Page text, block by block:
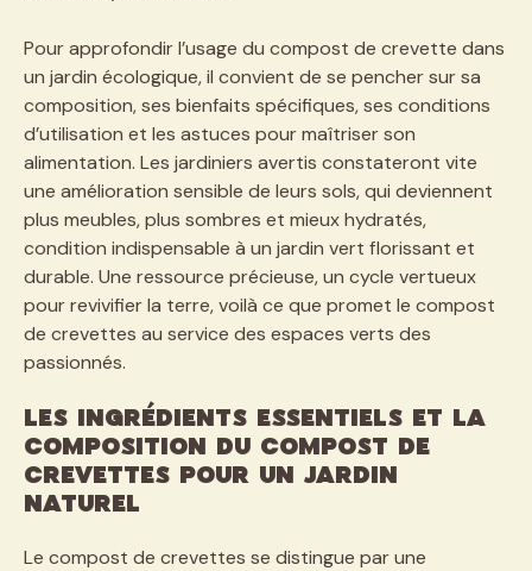
Pour approfondir l’usage du compost de crevette dans
un jardin écologique, il convient de se pencher sur sa
composition, ses bienfaits spécifiques, ses conditions
d’utilisation et les astuces pour maîtriser son
alimentation. Les jardiniers avertis constateront vite
une amélioration sensible de leurs sols, qui deviennent
plus meubles, plus sombres et mieux hydratés,
condition indispensable à un jardin vert florissant et
durable. Une ressource précieuse, un cycle vertueux
pour revivifier la terre, voilà ce que promet le compost
de crevettes au service des espaces verts des
passionnés.
Les ingrédients essentiels et la
composition du compost de
crevettes pour un jardin
naturel
Le compost de crevettes se distingue par une